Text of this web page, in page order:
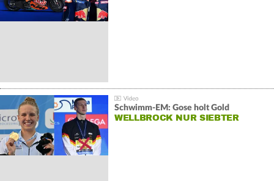
Schwimm-EM: Gose holt Gold
WELLBROCK NUR SIEBTER